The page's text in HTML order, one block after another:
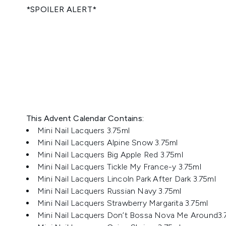
*SPOILER ALERT*
This Advent Calendar Contains:
Mini Nail Lacquers 3.75ml
Mini Nail Lacquers Alpine Snow 3.75ml
Mini Nail Lacquers Big Apple Red 3.75ml
Mini Nail Lacquers Tickle My France-y 3.75ml
Mini Nail Lacquers Lincoln Park After Dark 3.75ml
Mini Nail Lacquers Russian Navy 3.75ml
Mini Nail Lacquers Strawberry Margarita 3.75ml
Mini Nail Lacquers Don’t Bossa Nova Me